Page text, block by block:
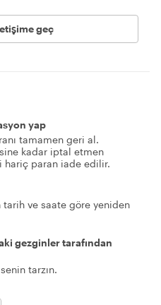
geç
yap
tamamen geri al.
kadar iptal etmen
hariç paran iade edilir.
ve saate göre yeniden
gezginler tarafından
tarzın.